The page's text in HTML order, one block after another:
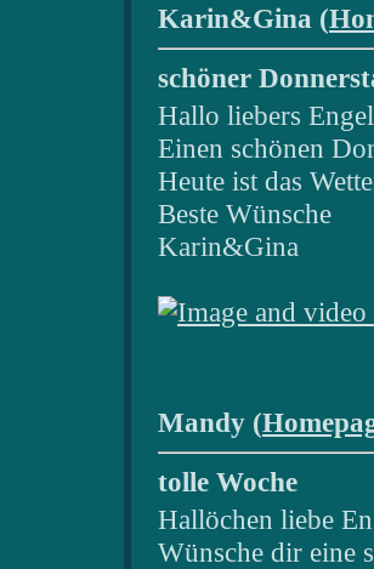
Karin&Gina (
schöner
Hallo liebers
Einen schönen
Heute ist das
Beste Wünsche
Karin&Gina
Mandy (
tolle Woche
Hallöchen liebe
Wünsche dir eine